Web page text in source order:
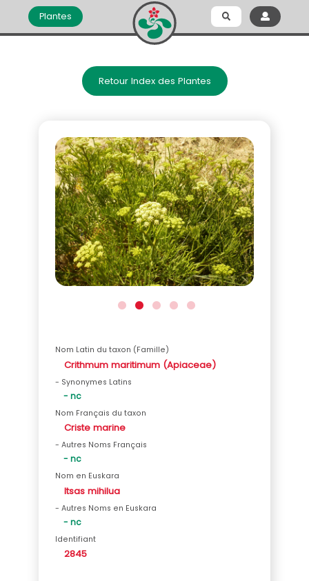
Plantes
Retour Index des Plantes
Nom Latin du taxon (Famille)
Crithmum maritimum (Apiaceae)
- Synonymes Latins
- nc
Nom Français du taxon
Criste marine
- Autres Noms Français
- nc
Nom en Euskara
Itsas mihilua
- Autres Noms en Euskara
- nc
Identifiant
2845